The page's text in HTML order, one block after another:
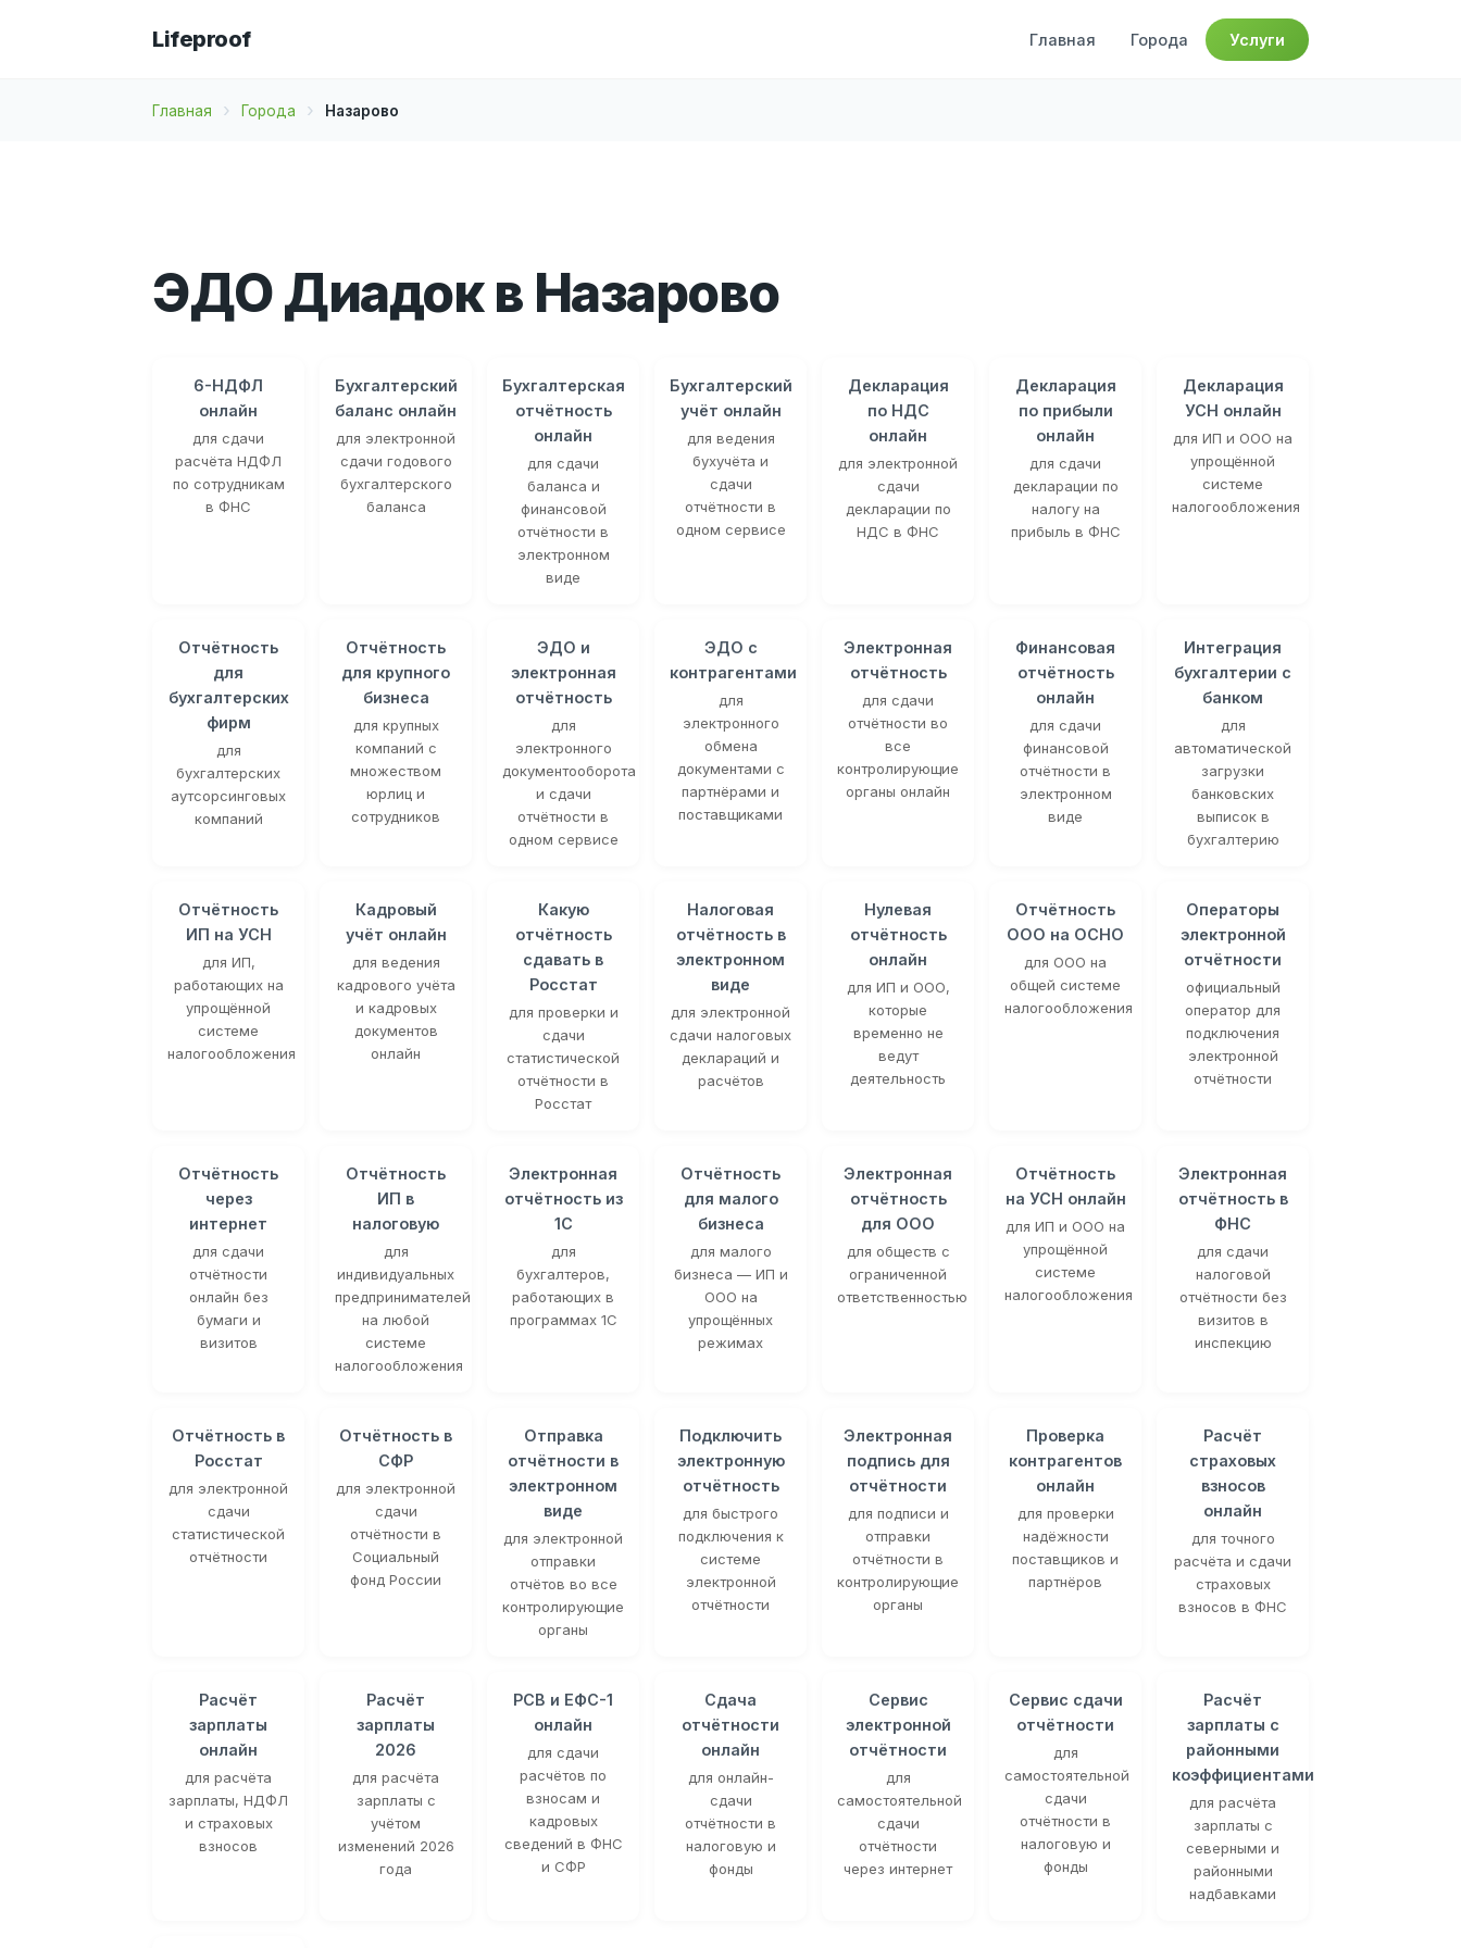
Lifeproof Главная Города Услуги
Главная Города Назарово
ЭДО Диадок в Назарово
6-НДФЛ
онлайн
для сдачи
расчёта НДФЛ
по сотрудникам
в ФНС
Бухгалтерский
баланс онлайн
для электронной
сдачи годового
бухгалтерского
баланса
Бухгалтерская
отчётность
онлайн
для сдачи
баланса и
финансовой
отчётности в
электронном
виде
Бухгалтерский
учёт онлайн
для ведения
бухучёта и
сдачи
отчётности в
одном сервисе
Декларация
по НДС
онлайн
для электронной
сдачи
декларации по
НДС в ФНС
Декларация
по прибыли
онлайн
для сдачи
декларации по
налогу на
прибыль в ФНС
Декларация
УСН онлайн
для ИП и ООО на
упрощённой
системе
налогообложения
Отчётность
для
бухгалтерских
фирм
для
бухгалтерских
аутсорсинговых
компаний
Отчётность
для крупного
бизнеса
для крупных
компаний с
множеством
юрлиц и
сотрудников
ЭДО и
электронная
отчётность
для
электронного
документооборота
и сдачи
отчётности в
одном сервисе
ЭДО с
контрагентами
для
электронного
обмена
документами с
партнёрами и
поставщиками
Электронная
отчётность
для сдачи
отчётности во
все
контролирующие
органы онлайн
Финансовая
отчётность
онлайн
для сдачи
финансовой
отчётности в
электронном
виде
Интеграция
бухгалтерии с
банком
для
автоматической
загрузки
банковских
выписок в
бухгалтерию
Отчётность
ИП на УСН
для ИП,
работающих на
упрощённой
системе
налогообложения
Кадровый
учёт онлайн
для ведения
кадрового учёта
и кадровых
документов
онлайн
Какую
отчётность
сдавать в
Росстат
для проверки и
сдачи
статистической
отчётности в
Росстат
Налоговая
отчётность в
электронном
виде
для электронной
сдачи налоговых
деклараций и
расчётов
Нулевая
отчётность
онлайн
для ИП и ООО,
которые
временно не
ведут
деятельность
Отчётность
ООО на ОСНО
для ООО на
общей системе
налогообложения
Операторы
электронной
отчётности
официальный
оператор для
подключения
электронной
отчётности
Отчётность
через
интернет
для сдачи
отчётности
онлайн без
бумаги и
визитов
Отчётность
ИП в
налоговую
для
индивидуальных
предпринимателей
на любой
системе
налогообложения
Электронная
отчётность из
1С
для
бухгалтеров,
работающих в
программах 1С
Отчётность
для малого
бизнеса
для малого
бизнеса — ИП и
ООО на
упрощённых
режимах
Электронная
отчётность
для ООО
для обществ с
ограниченной
ответственностью
Отчётность
на УСН онлайн
для ИП и ООО на
упрощённой
системе
налогообложения
Электронная
отчётность в
ФНС
для сдачи
налоговой
отчётности без
визитов в
инспекцию
Отчётность в
Росстат
для электронной
сдачи
статистической
отчётности
Отчётность в
СФР
для электронной
сдачи
отчётности в
Социальный
фонд России
Отправка
отчётности в
электронном
виде
для электронной
отправки
отчётов во все
контролирующие
органы
Подключить
электронную
отчётность
для быстрого
подключения к
системе
электронной
отчётности
Электронная
подпись для
отчётности
для подписи и
отправки
отчётности в
контролирующие
органы
Проверка
контрагентов
онлайн
для проверки
надёжности
поставщиков и
партнёров
Расчёт
страховых
взносов
онлайн
для точного
расчёта и сдачи
страховых
взносов в ФНС
Расчёт
зарплаты
онлайн
для расчёта
зарплаты, НДФЛ
и страховых
взносов
Расчёт
зарплаты
2026
для расчёта
зарплаты с
учётом
изменений 2026
года
РСВ и ЕФС-1
онлайн
для сдачи
расчётов по
взносам и
кадровых
сведений в ФНС
и СФР
Сдача
отчётности
онлайн
для онлайн-
сдачи
отчётности в
налоговую и
фонды
Сервис
электронной
отчётности
для
самостоятельной
сдачи
отчётности
через интернет
Сервис сдачи
отчётности
для
самостоятельной
сдачи
отчётности в
налоговую и
фонды
Расчёт
зарплаты с
районными
коэффициентами
для расчёта
зарплаты с
северными и
районными
надбавками